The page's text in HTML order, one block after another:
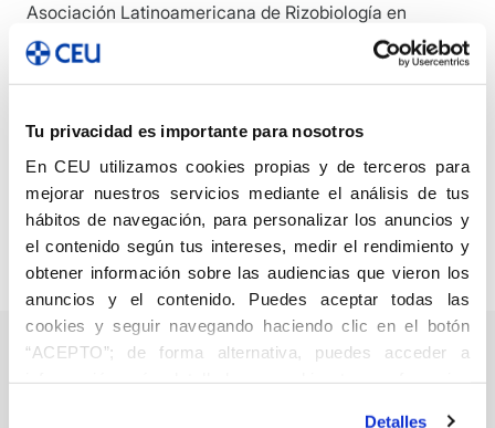
Tu privacidad es importante para nosotros
En CEU utilizamos cookies propias y de terceros para
mejorar nuestros servicios mediante el análisis de tus
hábitos de navegación, para personalizar los anuncios y
el contenido según tus intereses, medir el rendimiento y
obtener información sobre las audiencias que vieron los
anuncios y el contenido. Puedes aceptar todas las
cookies y seguir navegando haciendo clic en el botón
“ACEPTO”; de forma alternativa, puedes acceder a
Detalles
Asociación Latinoamericana de Rizobiología en
Uruguay, Asesor del Consejo Nacional de Ciencia y
Tecnología de Perú, Asesor para la construcción del
del grupo de Ciencias Ambientales del Consejo
Premio Iberoamericano de Botánica «Celestino
Mustis»). En tareas de gestión universitaria, ha sido
Director de Departamento y es Director del Herbario
USP.
Los abedulares de